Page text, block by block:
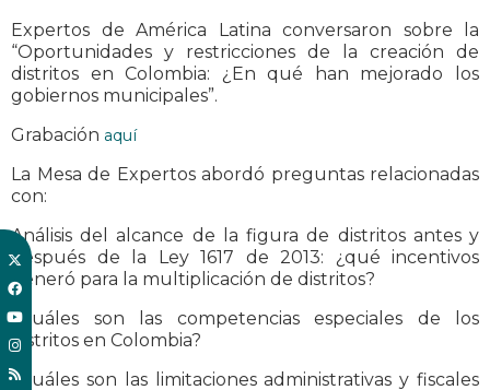
Expertos de América Latina conversaron sobre la
“Oportunidades y restricciones de la creación de
distritos en Colombia: ¿En qué han mejorado los
gobiernos municipales”.
Grabación aquí
La Mesa de Expertos abordó preguntas relacionadas
con:
Análisis del alcance de la figura de distritos antes y
después de la Ley 1617 de 2013: ¿qué incentivos
generó para la multiplicación de distritos?
¿Cuáles son las competencias especiales de los
distritos en Colombia?
¿Cuáles son las limitaciones administrativas y fiscales